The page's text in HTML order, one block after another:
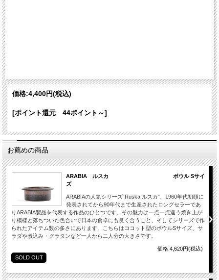
価格:4,400円(税込)
[ポイント還元 44ポイント～]
お薦めの商品
ARABIA ルスカ ボウル Sサイ
ズ
ARABIAの人気シリーズ“Ruska ルスカ”、1960年代初頭に
発表されてから90年代まで生産されたロングセラーであ
りARABIA製品を代表する作品のひとつです。その魅力は一点一点違う焼き上が
り模様と落ちついた色合いで日本の食卓にも良く合うこと、そしてシリーズで作
られたアイテム数の多さにあります。こちらはココット型のボウルSサイズ、サ
ラダや煮込み・グラタンなど一人から二人分の大きさです。
価格:4,620円(税込)
SOLD OUT